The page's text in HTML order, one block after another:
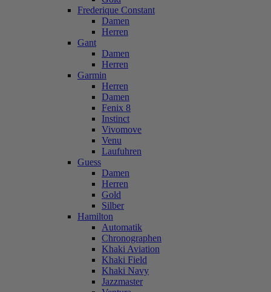
Frederique Constant
Damen
Herren
Gant
Damen
Herren
Garmin
Herren
Damen
Fenix 8
Instinct
Vivomove
Venu
Laufuhren
Guess
Damen
Herren
Gold
Silber
Hamilton
Automatik
Chronographen
Khaki Aviation
Khaki Field
Khaki Navy
Jazzmaster